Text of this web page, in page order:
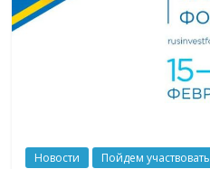
Новости Пойдем участвовать